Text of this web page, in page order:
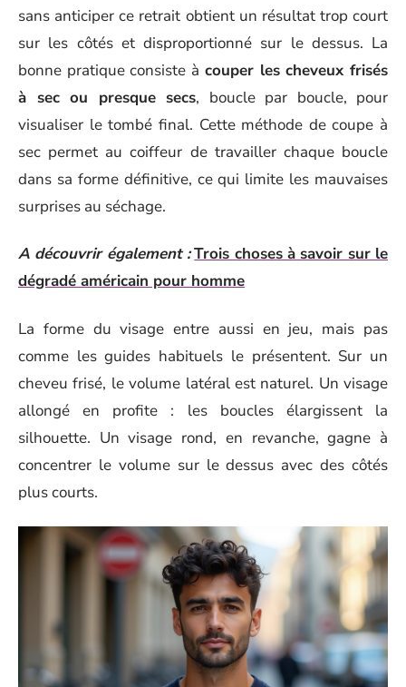
sans anticiper ce retrait obtient un résultat trop court
sur les côtés et disproportionné sur le dessus. La
bonne pratique consiste à couper les cheveux frisés
à sec ou presque secs, boucle par boucle, pour
visualiser le tombé final. Cette méthode de coupe à
sec permet au coiffeur de travailler chaque boucle
dans sa forme définitive, ce qui limite les mauvaises
surprises au séchage.
A découvrir également :Trois choses à savoir sur le
dégradé américain pour homme
La forme du visage entre aussi en jeu, mais pas
comme les guides habituels le présentent. Sur un
cheveu frisé, le volume latéral est naturel. Un visage
allongé en profite : les boucles élargissent la
silhouette. Un visage rond, en revanche, gagne à
concentrer le volume sur le dessus avec des côtés
plus courts.